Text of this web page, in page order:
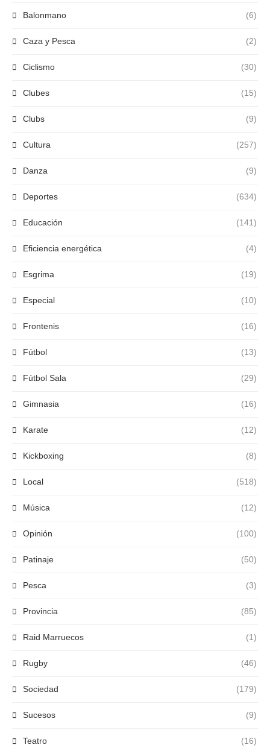
Balonmano (6)
Caza y Pesca (2)
Ciclismo (30)
Clubes (15)
Clubs (9)
Cultura (257)
Danza (9)
Deportes (634)
Educación (141)
Eficiencia energética (4)
Esgrima (19)
Especial (10)
Frontenis (16)
Fútbol (13)
Fútbol Sala (29)
Gimnasia (16)
Karate (12)
Kickboxing (8)
Local (518)
Música (12)
Opinión (100)
Patinaje (50)
Pesca (3)
Provincia (85)
Raid Marruecos (1)
Rugby (46)
Sociedad (179)
Sucesos (9)
Teatro (16)